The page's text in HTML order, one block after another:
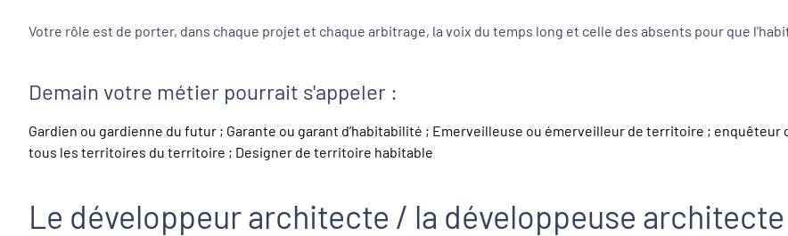
Votre rôle est de porter, dans chaque projet et chaque arbitrage, la voix du temps long et celle des absents pour que
Demain votre métier pourrait s'appeler :
Gardien ou gardienne du futur ; Garante ou garant d’habitabilité ; Emerveilleuse ou émerveilleur de territoire ;
tous les territoires du territoire ; Designer de territoire habitable
Le développeur architecte / la développeuse